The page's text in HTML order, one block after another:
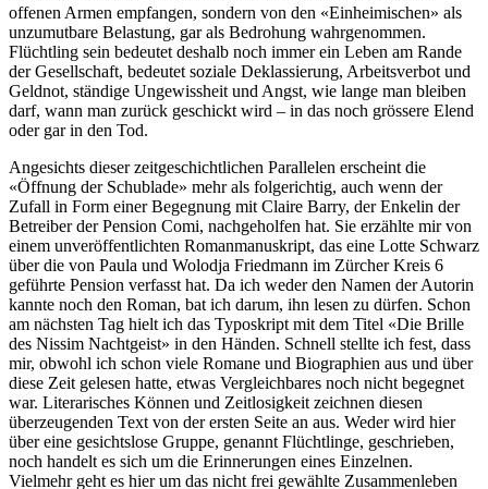
offenen Armen empfangen, sondern von den «Einheimischen» als
unzumutbare Belastung, gar als Bedrohung wahrgenommen.
Flüchtling sein bedeutet deshalb noch immer ein Leben am Rande
der Gesellschaft, bedeutet soziale Deklassierung, Arbeitsverbot und
Geldnot, ständige Ungewissheit und Angst, wie lange man bleiben
darf, wann man zurück geschickt wird – in das noch grössere Elend
oder gar in den Tod.
Angesichts dieser zeitgeschichtlichen Parallelen erscheint die
«Öffnung der Schublade» mehr als folgerichtig, auch wenn der
Zufall in Form einer Begegnung mit Claire Barry, der Enkelin der
Betreiber der Pension Comi, nachgeholfen hat. Sie erzählte mir von
einem unveröffentlichten Romanmanuskript, das eine Lotte Schwarz
über die von Paula und Wolodja Friedmann im Zürcher Kreis 6
geführte Pension verfasst hat. Da ich weder den Namen der Autorin
kannte noch den Roman, bat ich darum, ihn lesen zu dürfen. Schon
am nächsten Tag hielt ich das Typoskript mit dem Titel «Die Brille
des Nissim Nachtgeist» in den Händen. Schnell stellte ich fest, dass
mir, obwohl ich schon viele Romane und Biographien aus und über
diese Zeit gelesen hatte, etwas Vergleichbares noch nicht begegnet
war. Literarisches Können und Zeitlosigkeit zeichnen diesen
überzeugenden Text von der ersten Seite an aus. Weder wird hier
über eine gesichtslose Gruppe, genannt Flüchtlinge, geschrieben,
noch handelt es sich um die Erinnerungen eines Einzelnen.
Vielmehr geht es hier um das nicht frei gewählte Zusammenleben